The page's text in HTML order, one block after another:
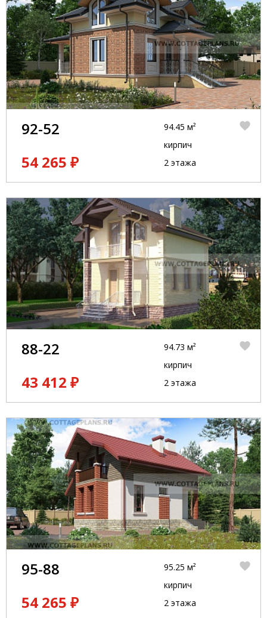
92-52
54 265 ₽
94.45 м²
кирпич
2 этажа
88-22
43 412 ₽
94.73 м²
кирпич
2 этажа
95-88
54 265 ₽
95.25 м²
кирпич
2 этажа